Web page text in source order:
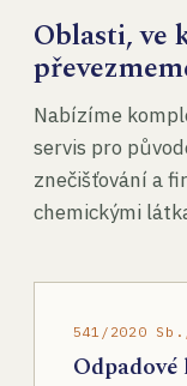
Oblasti, ve
Nabízíme
servis pro
znečišťování a
chemickými
541/2020